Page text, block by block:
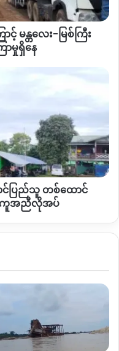
မှုရှိခဲ့တဲ့အခြေအနေနဲ့
တစ်ဦးက“လက်နက်ကြီး
ဘူးလို့ပြောရမယ်။ အဓိက
က မိုင်းဆော့နေရင်းနဲ့
တာက ကြိုးမိုင်းလား၊
နက်ကြီးပစ်တာလည်းမရှိခဲ့
က်ကတော့ တိုက်ပွဲအတွင်း
မပေါက်ကွဲဘဲ ကျန်ရှိနေ
သုံးသပ်ကြပါတယ်။
ရက်နေ့က စတင်ပြီး မရှီက
စ်ဆင်တိုက်ခိုက်နေတာ
ျော်ကြာမြင့်လာပြီ ဖြစ်
ေလည်း ဆက်တိုက်ဖြစ်
တွေ့ရတဲ့ အချက်အလက်
နှစ်ဦးဟာ
လက်နက်ပစ္စည်းတွေ
ကုလသမဂ္ဂက ၂၀၂၅ ခု
မန္တလေး-မြစ်ကြီး
ာမှုရှိနေ
င်ပြည်သူ တစ်ထောင်
ကူအညီလိုအပ်